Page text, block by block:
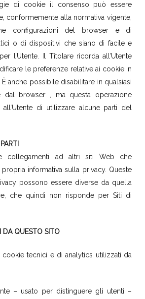
di cookie il consenso può essere
conformemente alla normativa vigente,
configurazioni del browser e di
o di dispositivi che siano di facile e
l’Utente. Il Titolare ricorda all’Utente
le preferenze relative ai cookie in
anche possibile disabilitare in qualsiasi
dal browser , ma questa operazione
di utilizzare alcune parti del
collegamenti ad altri siti Web che
informativa sulla privacy. Queste
possono essere diverse da quella
che quindi non risponde per Siti di
DA QUESTO SITO
tecnici e di analytics utilizzati da
– usato per distinguere gli utenti –